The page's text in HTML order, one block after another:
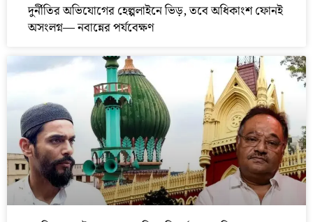
দুর্নীতির অভিযোগের হেল্পলাইনে ভিড়, তবে অধিকাংশ ফোনই
অসংলগ্ন— নবান্নের পর্যবেক্ষণ